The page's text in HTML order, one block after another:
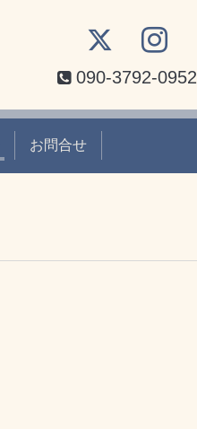
090-3792-0952
お問合せ